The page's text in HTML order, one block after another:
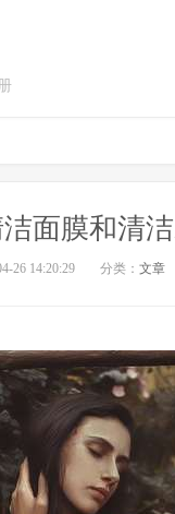
面膜和清
26 14:20:29 分类： 文章